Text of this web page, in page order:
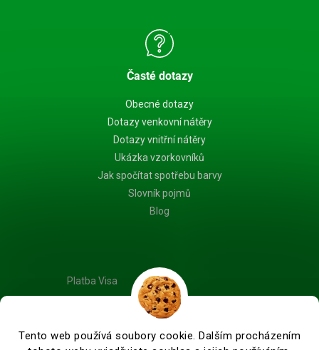
Tento web používá soubory cookie. Dalším procházením
Časté dotazy
Obecné dotazy
Dotazy venkovní nátěry
Dotazy vnitřní nátěry
Ukázka vzorkovníků
Jak spočítat spotřebu barvy
Slovník pojmů
Blog
Platba Visa